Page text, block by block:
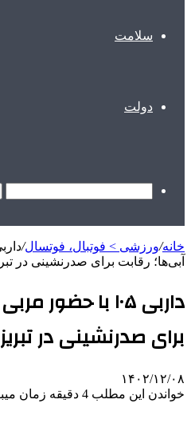
سلامت
دولت
خانه/ورزشی > فوتبال، فوتسال/
آبی‌ها؛ رقابت برای صدرنشینی در
داربی ۱۰۵ با
برای صدرنشینی در تبریز
۱۴۰۲/۱۲/۰۸
خواندن این مطلب 4 دقیقه زمان میبرد